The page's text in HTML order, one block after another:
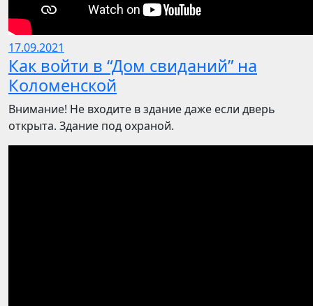
17.09.2021
Как войти в “Дом свиданий” на
Коломенской
Внимание! Не входите в здание даже если дверь
открыта. Здание под охраной.